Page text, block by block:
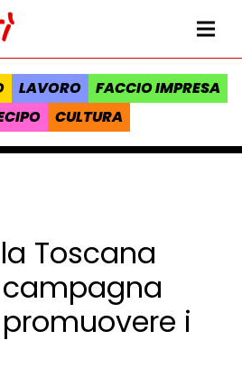
della Regione Toscana
LAVORO
FACCIO IMPRESA
CULTURA
Toscana
i